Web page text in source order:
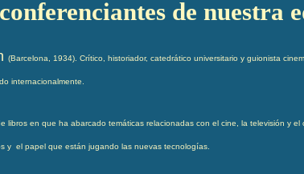
de nuestra
(Barcelona, 1934). Crítico, historiador, catedrático universitario y guionista
internacionalmente.
libros en que ha abarcado temáticas relacionadas con el cine, la televisión y
y el papel que están jugando las nuevas tecnologías.